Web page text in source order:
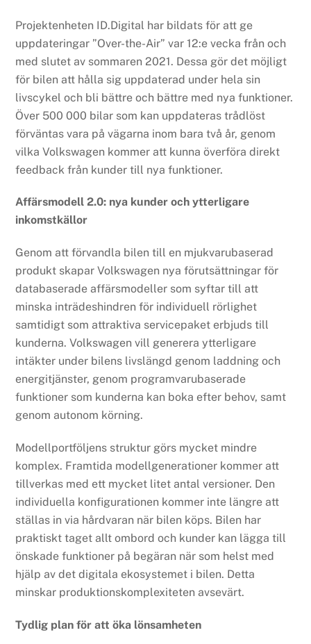
Projektenheten ID.Digital har bildats för att ge
uppdateringar ”Over-the-Air” var 12:e vecka från och
med slutet av sommaren 2021. Dessa gör det möjligt
för bilen att hålla sig uppdaterad under hela sin
livscykel och bli bättre och bättre med nya funktioner.
Över 500 000 bilar som kan uppdateras trådlöst
förväntas vara på vägarna inom bara två år, genom
vilka Volkswagen kommer att kunna överföra direkt
feedback från kunder till nya funktioner.
Affärsmodell 2.0: nya kunder och ytterligare
inkomstkällor
Genom att förvandla bilen till en mjukvarubaserad
produkt skapar Volkswagen nya förutsättningar för
databaserade affärsmodeller som syftar till att
minska inträdeshindren för individuell rörlighet
samtidigt som attraktiva servicepaket erbjuds till
kunderna. Volkswagen vill generera ytterligare
intäkter under bilens livslängd genom laddning och
energitjänster, genom programvarubaserade
funktioner som kunderna kan boka efter behov, samt
genom autonom körning.
Modellportföljens struktur görs mycket mindre
komplex. Framtida modellgenerationer kommer att
tillverkas med ett mycket litet antal versioner. Den
individuella konfigurationen kommer inte längre att
ställas in via hårdvaran när bilen köps. Bilen har
praktiskt taget allt ombord och kunder kan lägga till
önskade funktioner på begäran när som helst med
hjälp av det digitala ekosystemet i bilen. Detta
minskar produktionskomplexiteten avsevärt.
Tydlig plan för att öka lönsamheten